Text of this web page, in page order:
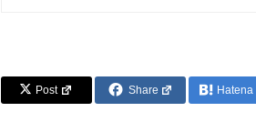
Post Share Hatena